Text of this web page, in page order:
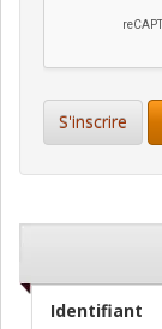
S'inscrire
Identifiant